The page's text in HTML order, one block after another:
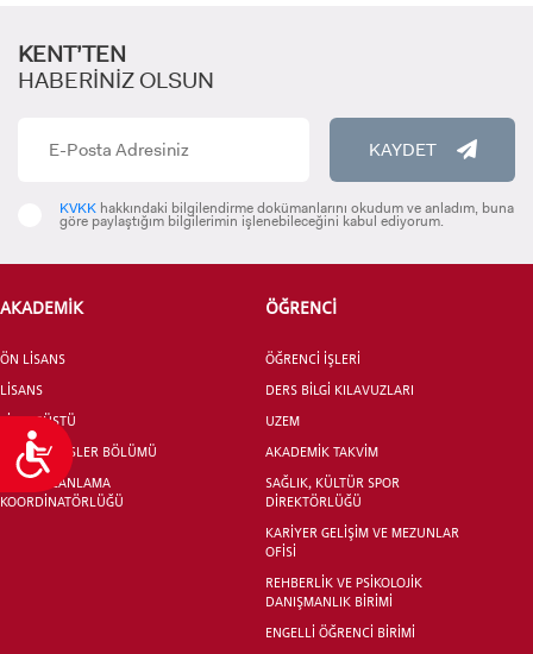
Ulaşılabilirlik
KENT’TEN
HABERİNİZ OLSUN
KAYDET
KVKK hakkındaki bilgilendirme dokümanlarını okudum ve anladım, buna
göre paylaştığım bilgilerimin işlenebileceğini kabul ediyorum.
AKADEMİK
ÖN LİSANS
LİSANS
LİSANSÜSTÜ
ORTAK DERSLER BÖLÜMÜ
EĞİTİM PLANLAMA
KOORDİNATÖRLÜĞÜ
ÖĞRENCİ
ÖĞRENCİ İŞLERİ
DERS BİLGİ KILAVUZLARI
UZEM
AKADEMİK TAKVİM
SAĞLIK, KÜLTÜR SPOR
DİREKTÖRLÜĞÜ
KARİYER GELİŞİM VE MEZUNLAR
OFİSİ
REHBERLİK VE PSİKOLOJİK
DANIŞMANLIK BİRİMİ
ENGELLİ ÖĞRENCİ BİRİMİ